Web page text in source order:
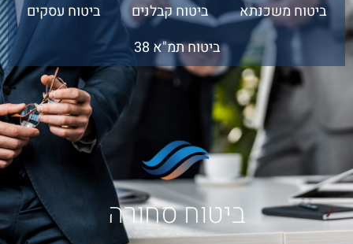
ביטוח משכנתא
ביטוח קבלנים
ביטוח עסקים
ביטוח תמ"א 38
ביטוח סחורה